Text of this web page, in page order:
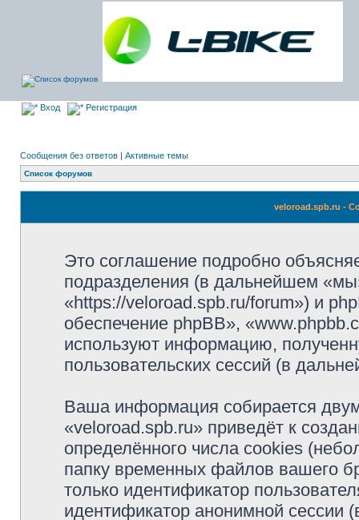
Вход Регистрация
Сообщения без ответов | Активные темы
Список форумов
veloroad.spb.ru -
Это соглашение подробно
подразделения (в дальнейшем
«https://veloroad.spb.ru/forum») и
обеспечение phpBB»,
используют информацию,
пользовательских сессий (в
Ваша информация собирается
«veloroad.spb.ru» приведёт к
определённого числа cookies
папку временных файлов вашего
только идентификатор
идентификатор анонимной сессии